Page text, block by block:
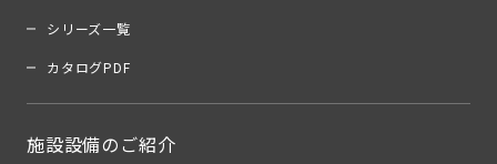
シリーズ一覧
カタログPDF
施設設備のご紹介